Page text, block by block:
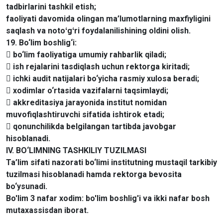
tadbirlarini tashkil etish;
faoliyati davomida olingan ma’lumotlarning maxfiyligini
saqlash va notoʻgʻri foydalanilishining oldini olish.
19. Bo‘lim boshlig‘i:
 bo‘lim faoliyatiga umumiy rahbarlik qiladi;
 ish rejalarini tasdiqlash uchun rektorga kiritadi;
 ichki audit natijalari bo‘yicha rasmiy xulosa beradi;
 xodimlar o‘rtasida vazifalarni taqsimlaydi;
 akkreditasiya jarayonida institut nomidan
muvofiqlashtiruvchi sifatida ishtirok etadi;
 qonunchilikda belgilangan tartibda javobgar
hisoblanadi.
IV. BO‘LIMNING TASHKILIY TUZILMASI
Ta’lim sifati nazorati bo‘limi institutning mustaqil tarkibiy
tuzilmasi hisoblanadi hamda rektorga bevosita
bo‘ysunadi.
Bo'lim 3 nafar xodim: bo'lim boshlig'i va ikki nafar bosh
mutaxassisdan iborat.